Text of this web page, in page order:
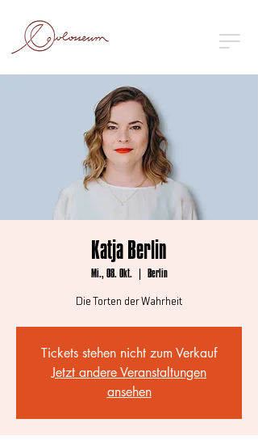
Katja Berlin
Mi., 08. Okt.
  |
Berlin
Die Torten der Wahrheit
Tickets stehen nicht zum Verkauf
Jetzt andere Veranstaltungen
ansehen